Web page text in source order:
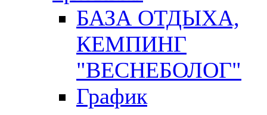
БАЗА ОТДЫХА,
КЕМПИНГ
"ВЕСНЕБОЛОГ"
График